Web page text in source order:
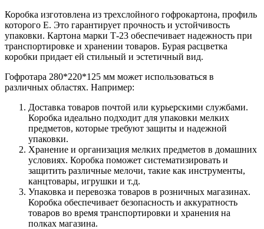
Коробка изготовлена из трехслойного гофрокартона, профиль
которого Е. Это гарантирует прочность и устойчивость
упаковки. Картона марки Т-23 обеспечивает надежность при
транспортировке и хранении товаров. Бурая расцветка
коробки придает ей стильный и эстетичный вид.
Гофротара 280*220*125 мм может использоваться в
различных областях. Например:
Доставка товаров почтой или курьерскими службами.
Коробка идеально подходит для упаковки мелких
предметов, которые требуют защиты и надежной
упаковки.
Хранение и организация мелких предметов в домашних
условиях. Коробка поможет систематизировать и
защитить различные мелочи, такие как инструменты,
канцтовары, игрушки и т.д.
Упаковка и перевозка товаров в розничных магазинах.
Коробка обеспечивает безопасность и аккуратность
товаров во время транспортировки и хранения на
полках магазина.